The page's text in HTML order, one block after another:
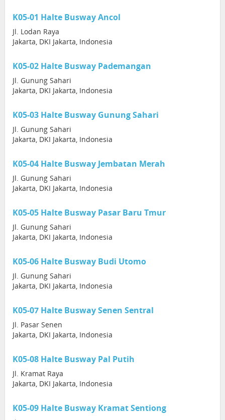
K05-01 Halte Busway Ancol
Jl. Lodan Raya
Jakarta, DKI Jakarta, Indonesia
K05-02 Halte Busway Pademangan
Jl. Gunung Sahari
Jakarta, DKI Jakarta, Indonesia
K05-03 Halte Busway Gunung Sahari
Jl. Gunung Sahari
Jakarta, DKI Jakarta, Indonesia
K05-04 Halte Busway Jembatan Merah
Jl. Gunung Sahari
Jakarta, DKI Jakarta, Indonesia
K05-05 Halte Busway Pasar Baru Tmur
Jl. Gunung Sahari
Jakarta, DKI Jakarta, Indonesia
K05-06 Halte Busway Budi Utomo
Jl. Gunung Sahari
Jakarta, DKI Jakarta, Indonesia
K05-07 Halte Busway Senen Sentral
Jl. Pasar Senen
Jakarta, DKI Jakarta, Indonesia
K05-08 Halte Busway Pal Putih
Jl. Kramat Raya
Jakarta, DKI Jakarta, Indonesia
K05-09 Halte Busway Kramat Sentiong